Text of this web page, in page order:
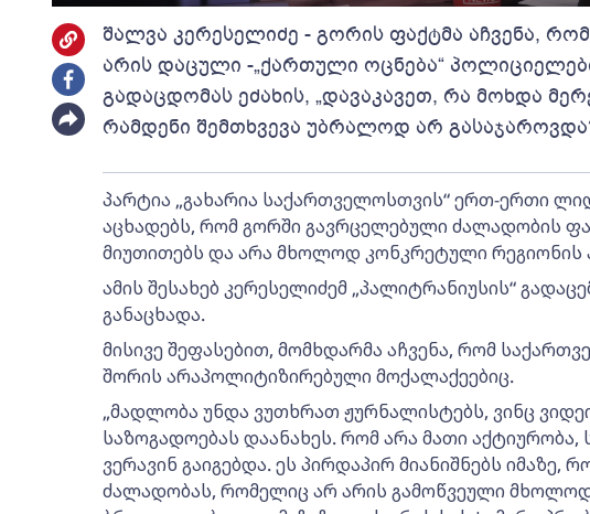
შალვა კერესელიძე - გორის ფაქტმა აჩვენა,
არის დაცული -„ქართული ოცნება“
გადაცდომას ეძახის, „დავაკავეთ, რა მოხდა
რამდენი შემთხვევა უბრალოდ არ
პარტია „გახარია საქართველოსთვის“ ერთ-ერთი
აცხადებს, რომ გორში გავრცელებული ძალადობის
მიუთითებს და არა მხოლოდ კონკრეტული რეგიონის
ამის შესახებ კერესელიძემ „პალიტრანიუსის“
განაცხადა.
მისივე შეფასებით, მომხდარმა აჩვენა, რომ
შორის არაპოლიტიზირებული მოქალაქეებიც.
„მადლობა უნდა ვუთხრათ ჟურნალისტებს, ვინც
საზოგადოებას დაანახეს. რომ არა მათი აქტიურობა,
ვერავინ გაიგებდა. ეს პირდაპირ მიანიშნებს იმაზე,
ძალადობას, რომელიც არ არის გამოწვეული